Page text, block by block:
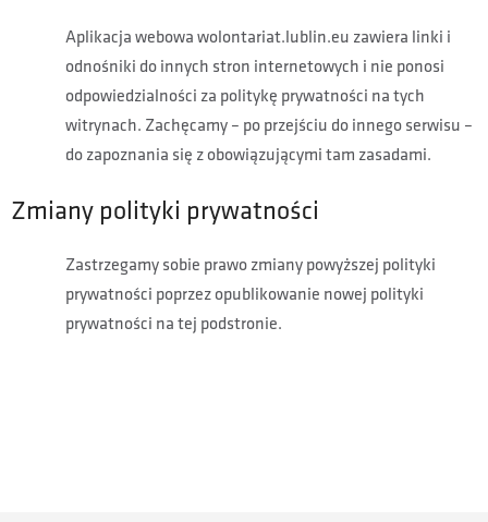
Aplikacja webowa wolontariat.lublin.eu zawiera linki i
odnośniki do innych stron internetowych i nie ponosi
odpowiedzialności za politykę prywatności na tych
witrynach. Zachęcamy – po przejściu do innego serwisu –
do zapoznania się z obowiązującymi tam zasadami.
Zmiany polityki prywatności
Zastrzegamy sobie prawo zmiany powyższej polityki
prywatności poprzez opublikowanie nowej polityki
prywatności na tej podstronie.